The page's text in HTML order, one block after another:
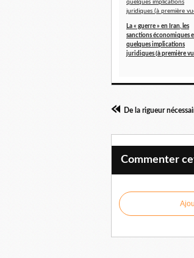
La « guerre » en Iran, les
sanctions économiques
quelques implications
juridiques (à première
De la rigueur
Commenter